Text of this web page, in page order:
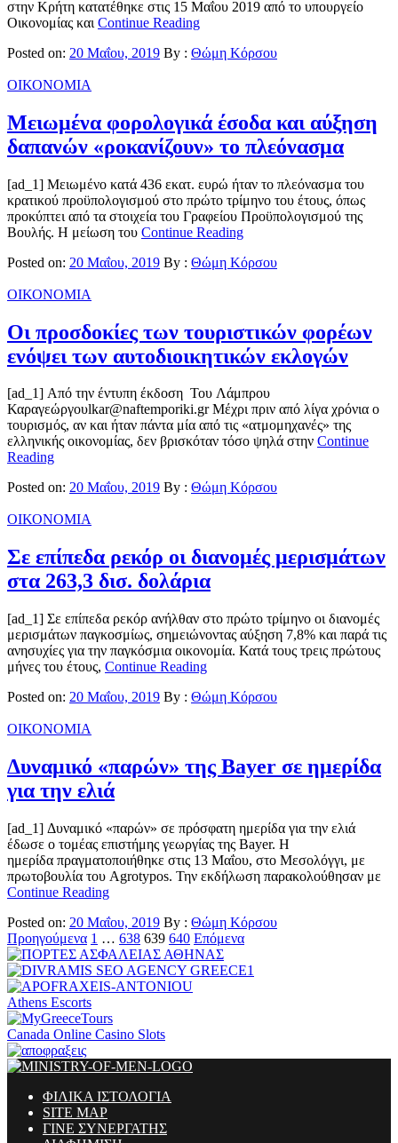
στην Κρήτη κατατέθηκε στις 15 Μαΐου 2019 από το υπουργείο
Οικονομίας και Continue Reading
Posted on: 20 Μαΐου, 2019 By : Θώμη Κόρσου
ΟΙΚΟΝΟΜΙΑ
Μειωμένα φορολογικά έσοδα και αύξηση
δαπανών «ροκανίζουν» το πλεόνασμα
[ad_1] Μειωμένο κατά 436 εκατ. ευρώ ήταν το πλεόνασμα του
κρατικού προϋπολογισμού στο πρώτο τρίμηνο του έτους, όπως
προκύπτει από τα στοιχεία του Γραφείου Προϋπολογισμού της
Βουλής. Η μείωση του Continue Reading
Posted on: 20 Μαΐου, 2019 By : Θώμη Κόρσου
ΟΙΚΟΝΟΜΙΑ
Οι προσδοκίες των τουριστικών φορέων
ενόψει των αυτοδιοικητικών εκλογών
[ad_1] Από την έντυπη έκδοση Του Λάμπρου
Καραγεώργουlkar@naftemporiki.gr Μέχρι πριν από λίγα χρόνια ο
τουρισμός, αν και ήταν πάντα μία από τις «ατμομηχανές» της
ελληνικής οικονομίας, δεν βρισκόταν τόσο ψηλά στην Continue
Reading
Posted on: 20 Μαΐου, 2019 By : Θώμη Κόρσου
ΟΙΚΟΝΟΜΙΑ
Σε επίπεδα ρεκόρ οι διανομές μερισμάτων
στα 263,3 δισ. δολάρια
[ad_1] Σε επίπεδα ρεκόρ ανήλθαν στο πρώτο τρίμηνο οι διανομές
μερισμάτων παγκοσμίως, σημειώνοντας αύξηση 7,8% και παρά τις
ανησυχίες για την παγκόσμια οικονομία. Κατά τους τρεις πρώτους
μήνες του έτους, Continue Reading
Posted on: 20 Μαΐου, 2019 By : Θώμη Κόρσου
ΟΙΚΟΝΟΜΙΑ
Δυναμικό «παρών» της Bayer σε ημερίδα
για την ελιά
[ad_1] Δυναμικό «παρών» σε πρόσφατη ημερίδα για την ελιά
έδωσε ο τομέας επιστήμης γεωργίας της Bayer. Η
ημερίδα πραγματοποιήθηκε στις 13 Μαΐου, στο Μεσολόγγι, με
πρωτοβουλία του Agrotypos. Την εκδήλωση παρακολούθησαν με
Continue Reading
Posted on: 20 Μαΐου, 2019 By : Θώμη Κόρσου
Σελιδοποίηση
άρθρων
Προηγούμενα 1 … 638 639 640 Επόμενα
Athens Escorts
Canada Online Casino Slots
ΦΙΛΙΚΑ ΙΣΤΟΛΟΓΙΑ
SITE MAP
ΓΙΝΕ ΣΥΝΕΡΓΑΤΗΣ